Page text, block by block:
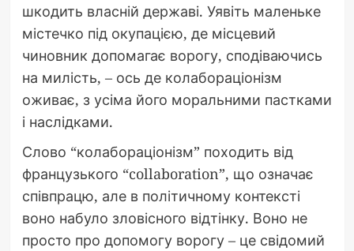
шкодить власній державі. Уявіть маленьке
містечко під окупацією, де місцевий
чиновник допомагає ворогу, сподіваючись
на милість, – ось де колабораціонізм
оживає, з усіма його моральними пастками
і наслідками.
Слово “колабораціонізм” походить від
французького “collaboration”, що означає
співпрацю, але в політичному контексті
воно набуло зловісного відтінку. Воно не
просто про допомогу ворогу – це свідомий